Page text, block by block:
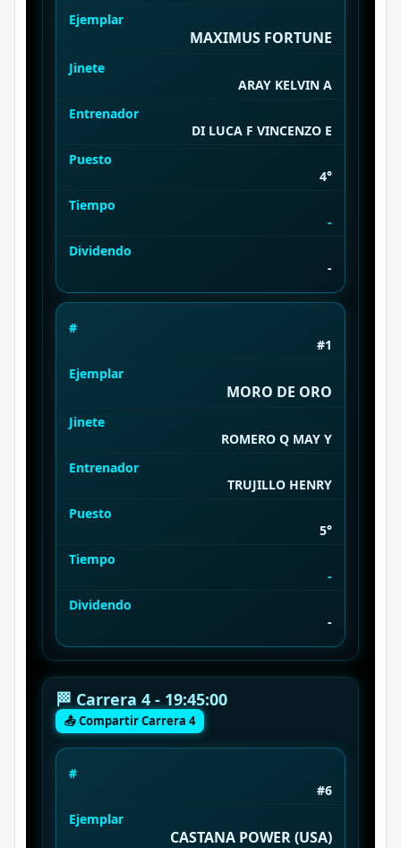
Ejemplar
MAXIMUS FORTUNE
Jinete
ARAY KELVIN A
Entrenador
DI LUCA F VINCENZO E
Puesto
4°
Tiempo
-
Dividendo
-
#
#1
Ejemplar
MORO DE ORO
Jinete
ROMERO Q MAY Y
Entrenador
TRUJILLO HENRY
Puesto
5°
Tiempo
-
Dividendo
-
🏁 Carrera 4 - 19:45:00
📤 Compartir Carrera 4
#
#6
Ejemplar
CASTANA POWER (USA)